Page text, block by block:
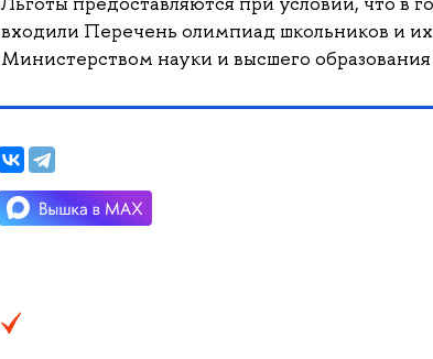
входили Перечень олимпиад школьников и
Министерством науки и высшего